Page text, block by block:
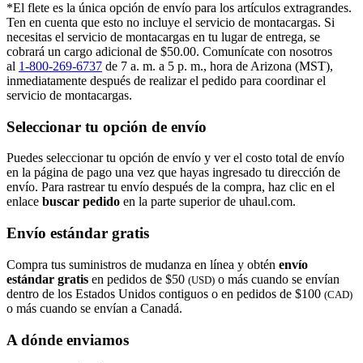
*El flete es la única opción de envío para los artículos extragrandes.
Ten en cuenta que esto no incluye el servicio de montacargas. Si
necesitas el servicio de montacargas en tu lugar de entrega, se
cobrará un cargo adicional de $50.00. Comunícate con nosotros
al 1-800-269-6737 de 7 a. m. a 5 p. m., hora de Arizona (MST),
inmediatamente después de realizar el pedido para coordinar el
servicio de montacargas.
Seleccionar tu opción de envío
Puedes seleccionar tu opción de envío y ver el costo total de envío
en la página de pago una vez que hayas ingresado tu dirección de
envío. Para rastrear tu envío después de la compra, haz clic en el
enlace buscar pedido​​​​​​​ en la parte superior de uhaul.com.
Envío estándar gratis
Compra tus suministros de mudanza en línea y obtén envío
estándar gratis en pedidos de $50 (USD) o más cuando se envían
dentro de los Estados Unidos contiguos o en pedidos de $100 (CAD)
o más cuando se envían a Canadá.
A dónde enviamos